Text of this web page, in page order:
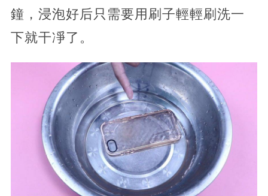
鐘，浸泡好后只需要用刷子輕輕刷洗一
下就干凈了。